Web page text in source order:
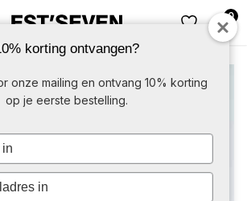
DAMES HEREN
0
korting ontvangen?
onze mailing en ontvang 10% korting
op je eerste bestelling.